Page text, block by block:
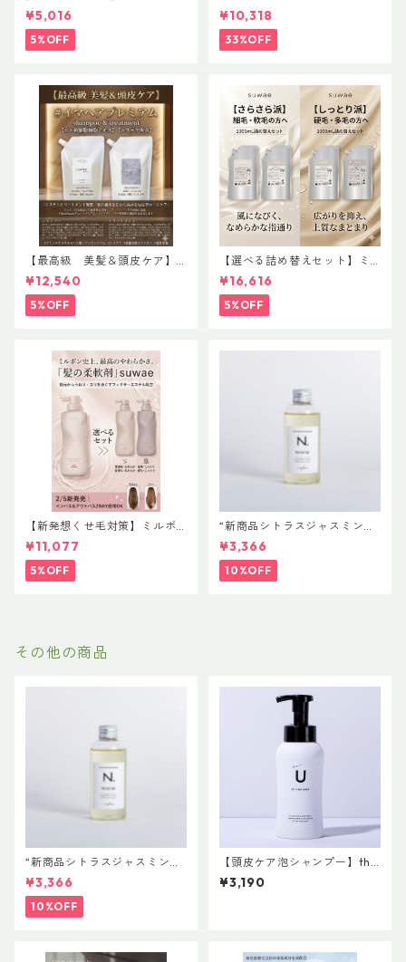
AS【Effortless Line】レアバ
ーム＆グレイズオイルセット
¥5,016
5%OFF
アオイル３＋１ キャンペー
ン 今だけまとめ買い 4個セ
ット
¥10,318
33%OFF
【最高級 美髪＆頭皮ケア】
＃イマヘアプレミアムshampo
o＆treatment【ヒト幹細胞細
胞エキス】【トステア配合】
¥12,540
5%OFF
【選べる詰め替えセット】ミ
ルボン 新ブランド「suwae
（スワエ）」｜リラクシング
シャンプー 1000mL ￥7,590
＋ トリートメント 1000g￥9,
¥16,616
5%OFF
【新発想くせ毛対策】ミルボ
ン 新ブランド「suwae（スワ
エ）」ボトルサイズ選べるセ
ット｜リラクシングシャンプ
ー 500mL ＋ トリートメント
¥11,077
5%OFF
“新商品シトラスジャスミン入
荷” N. ポリッシュオイル NE
T.150ml 定価3400円（税込37
40円）
¥3,366
10%OFF
その他の商品
“新商品シトラスジャスミン入
荷” N. ポリッシュオイル NE
T.150ml 定価3400円（税込37
40円）
¥3,366
10%OFF
【頭皮ケア泡シャンプー】the
U（ザ ユー）/ BIHATSU the U
001 ヘアウォッシュ 400mL
¥3,190